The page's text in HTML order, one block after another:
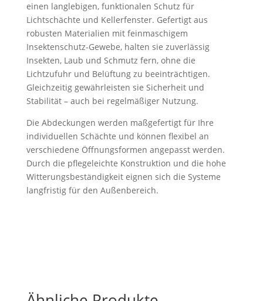
einen langlebigen, funktionalen Schutz für
Lichtschächte und Kellerfenster. Gefertigt aus
robusten Materialien mit feinmaschigem
Insektenschutz-Gewebe, halten sie zuverlässig
Insekten, Laub und Schmutz fern, ohne die
Lichtzufuhr und Belüftung zu beeinträchtigen.
Gleichzeitig gewährleisten sie Sicherheit und
Stabilität – auch bei regelmäßiger Nutzung.
Die Abdeckungen werden maßgefertigt für Ihre
individuellen Schächte und können flexibel an
verschiedene Öffnungsformen angepasst werden.
Durch die pflegeleichte Konstruktion und die hohe
Witterungsbeständigkeit eignen sich die Systeme
langfristig für den Außenbereich.